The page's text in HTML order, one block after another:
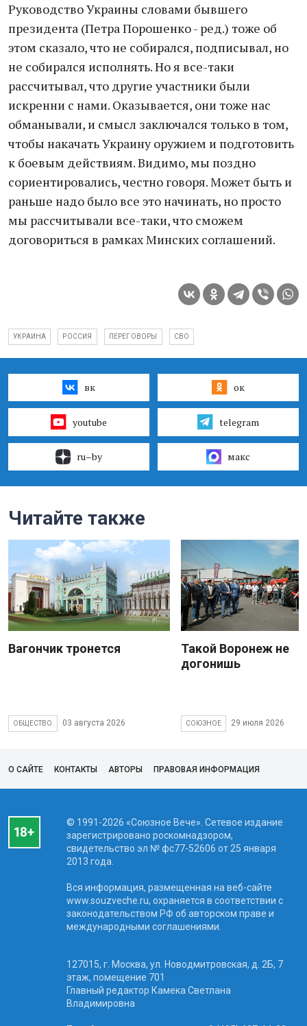
Руководство Украины словами бывшего
президента (Петра Порошенко - ред.) тоже об
этом сказало, что не собирался, подписывал, но
не собирался исполнять. Но я все-таки
рассчитывал, что другие участники были
искренни с нами. Оказывается, они тоже нас
обманывали, и смысл заключался только в том,
чтобы накачать Украину оружием и подготовить
к боевым действиям. Видимо, мы поздно
сориентировались, честно говоря. Может быть и
раньше надо было все это начинать, но просто
мы рассчитывали все-таки, что сможем
договориться в рамках Минских соглашений.
УКРАИНА РОССИЯ ПЕРЕГОВОРЫ СВО
вк ок
youtube telegram
ru–by макс
Читайте также
Вагончик тронется
ОБЩЕСТВО 03 августа 2026
Такой Воронеж не
догонишь
СОЮЗНОЕ 29 июля 2026
О САЙТЕ КОНТАКТЫ АВТОРЫ ПРАВОВАЯ ИНФОРМАЦИЯ
© 1991-2026 «Союзное Вече». Сетевое издание
зарегистрировано роскомнадзором,
свидетельство эл № фc77-52606 от 25 января
2013 года.
Вся информация, размещенная на веб-сайте
www.souzveche.ru, охраняется в соответствии с
законодательством РФ об авторском праве и
международными соглашениями.
127015, г. Москва, ул. Новодмитровская, д. 2Б, 7
этаж, помещение 701
Главный редактор Камека Светлана
Владимировна